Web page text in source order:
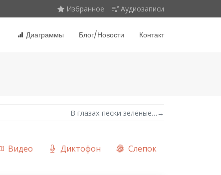
Избранное Аудиозаписи
Диаграммы Блог/Новости Контакт
В глазах пески зелёные… →
Видео Диктофон Слепок